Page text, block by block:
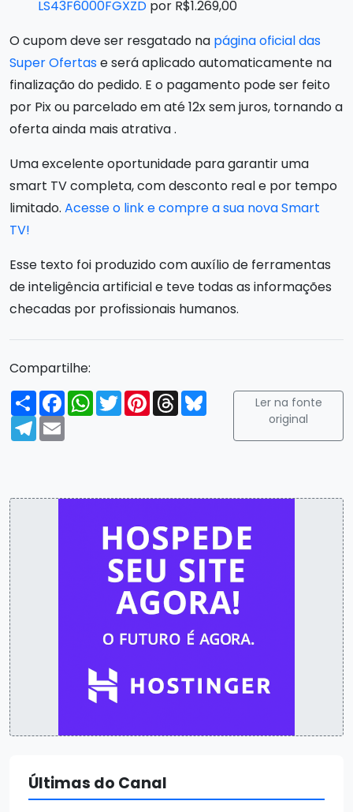
LS43F6000FGXZD por R$1.269,00
O cupom deve ser resgatado na página oficial das
Super Ofertase será aplicado automaticamente na
finalização do pedido. E o pagamento pode ser feito
por Pix ou parcelado em até 12x sem juros, tornando a
oferta ainda mais atrativa .
Uma excelente oportunidade para garantir uma
smart TV completa, com desconto real e por tempo
limitado. Acesse o link e compre a sua nova Smart
TV!
Esse texto foi produzido com auxílio de ferramentas
de inteligência artificial e teve todas as informações
checadas por profissionais humanos.
Compartilhe:
Compartilhar
FacebookWhatsApp
TwitterPinterest
ThreadsBluesky
Telegram
Email
Ler na fonte
original
Últimas do Canal